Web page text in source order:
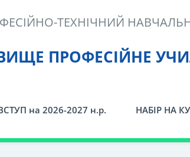
ВИЩЕ ПРОФЕСІЙНЕ
ТЕХНІЧНИЙ
на 2026-2027 н.р. НАБІР НА